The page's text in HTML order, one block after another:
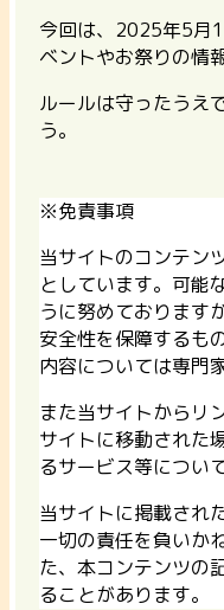
今回は、2025年5月
ベントやお祭りの情
ルールは守ったうえ
う。
※免責事項
当サイトのコンテン
としています。可能
うに努めております
安全性を保障するも
内容については専門
また当サイトからリ
サイトに移動された
るサービス等につい
当サイトに掲載され
一切の責任を負いか
た、本コンテンツの
ることがあります。